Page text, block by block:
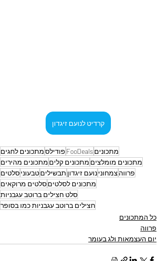
קרדיט לנועם זיגדון
מתכונים FooDeals פודילסמתכונים לחגים
מתכונים מומלצים מתכונים קלים מתכונים מהירים
פרווה צמחונינועם זיגדון תבשיליםטבעוניסלטים
מתכונים לסלטיםסלטים מרוקאים
סלט חצילים ברוטב עגבניות
חצילים ברוטב עגבניות כמו בסופר
כל המתכונים
פרווה
יום העצמאות ולג בעומר